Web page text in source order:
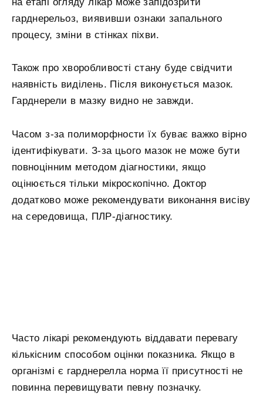
гарднерельоз, виявивши ознаки запального
процесу, зміни в стінках піхви.
Також про хворобливості стану буде свідчити
наявність виділень. Після виконується мазок.
Гарднерели в мазку видно не завжди.
Часом з-за полиморфности їх буває важко вірно
ідентифікувати. З-за цього мазок не може бути
повноцінним методом діагностики, якщо
оцінюється тільки мікроскопічно. Доктор
додатково може рекомендувати виконання висіву
на середовища, ПЛР-діагностику.
Часто лікарі рекомендують віддавати перевагу
кількісним способом оцінки показника. Якщо в
організмі є гарднерелла норма її присутності не
повинна перевищувати певну позначку.